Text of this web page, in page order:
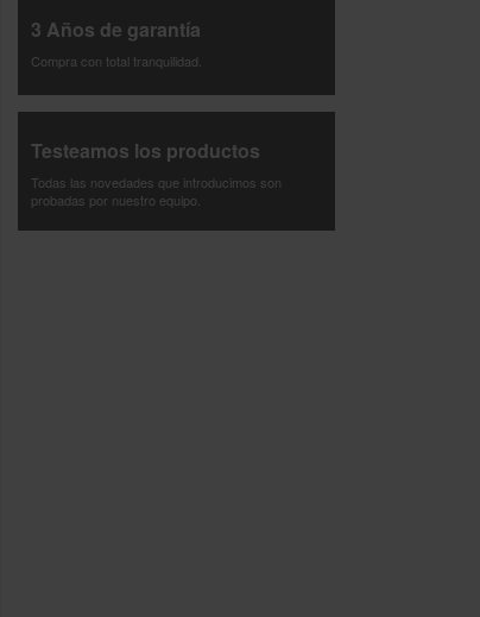
3 Años de garantía
Compra con total tranquilidad.
Testeamos los productos
Todas las novedades que introducimos son
probadas por nuestro equipo.